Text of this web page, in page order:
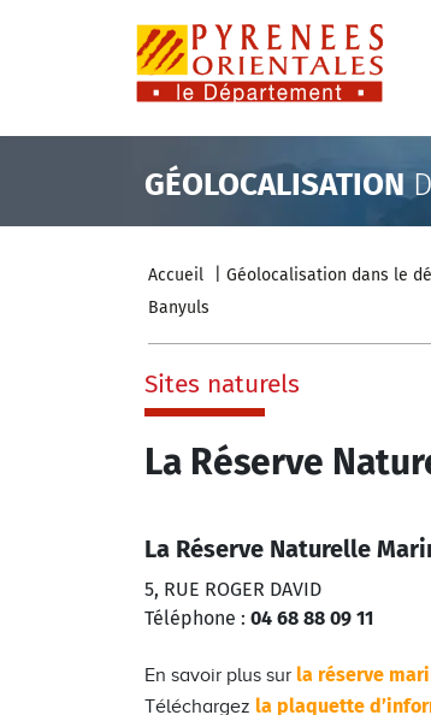
GÉOLOCALISATION
Accueil Géolocalisation dans le
Banyuls
Sites naturels
La Réserve
La Réserve Naturelle
5, RUE ROGER DAVID
Téléphone : 04 68 88 09 11
En savoir plus sur la réserve
Téléchargez la plaquette